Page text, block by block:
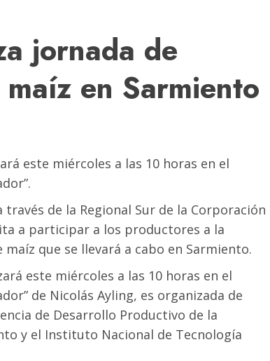
jornada de
en Sarmiento
este miércoles a las 10 horas en el
través de la Regional Sur de la Corporación
a participar a los productores a la
que se llevará a cabo en Sarmiento.
este miércoles a las 10 horas en el
de Nicolás Ayling, es organizada de
de Desarrollo Productivo de la
y el Instituto Nacional de Tecnología